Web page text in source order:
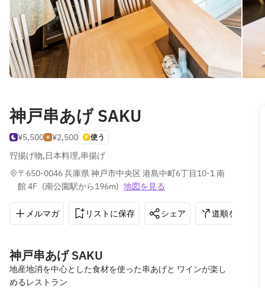
神戸串あげ SAKU
¥5,500 ¥2,500 使う
揚げ物,日本料理,串揚げ
〒650-0046 兵庫県 神戸市中央区 港島中町6丁目10-1 南
館 4F (南公園駅から196m) 地図を見る
メルマガ リストに保存 シェア 道順を表示
神戸串あげ SAKU
地産地消を中心とした食材を使った串あげと ワインが楽し
めるレストラン